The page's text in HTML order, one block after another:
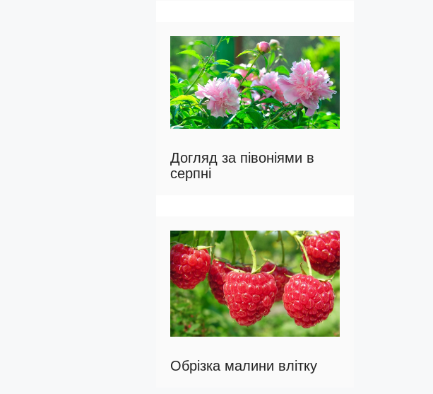
Догляд за півоніями в
серпні
Обрізка малини влітку